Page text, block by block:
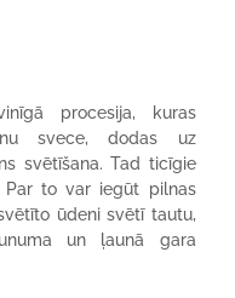
procesija, kuras
svece, dodas uz
svētīšana. Tad ticīgie
Par to var iegūt pilnas
ūdeni svētī tautu,
un ļaunā gara